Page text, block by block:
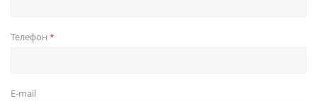
Телефон *
E-mail